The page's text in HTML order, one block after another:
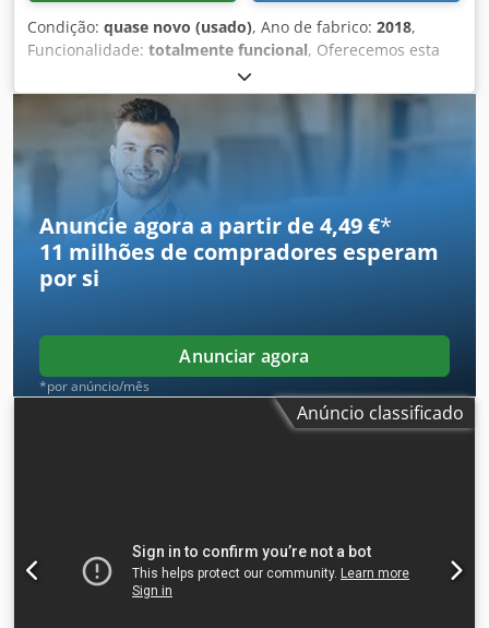
precisão e aderente Sistema de alimentação de tecido:
Dispositivo de desenrolamento axial com largura de tecido
ajustável e mecanismos de tensão Peso: 3500 kg
Condição: quase novo (usado), Ano de fabrico: 2018,
Funcionalidade: totalmente funcional, Oferecemos esta
máquina automática de costura overlock Robotec 3300
como nova, ano de fabrico 2018. Chjdpfx Apoy Hpi Ioisa Se
tiver alguma dúvida ou necessitar de mais informações,
não hesite em enviar-nos uma mensagem ou ligar-nos.
Anuncie agora a partir de 4,49 €*
11 milhões de compradores esperam
por si
Anunciar agora
*por anúncio/mês
Anúncio classificado